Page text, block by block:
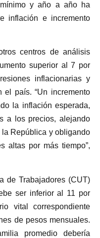
y año a año ha
inflación e incremento
centros de análisis
superior al 7 por
inflacionarias y
el país. “Un incremento
la inflación esperada,
a los precios, alejando
República y obligando
altas por más tiempo”,
de Trabajadores (CUT)
ser inferior al 11 por
vital correspondiente
de pesos mensuales.
promedio debería